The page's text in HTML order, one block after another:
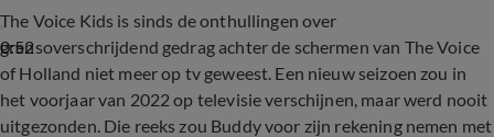
0:52
The Voice Kids is sinds de onthullingen over
grensoverschrijdend gedrag achter de schermen van The Voice
of Holland niet meer op tv geweest. Een nieuw seizoen zou in
het voorjaar van 2022 op televisie verschijnen, maar werd nooit
uitgezonden. Die reeks zou Buddy voor zijn rekening nemen met